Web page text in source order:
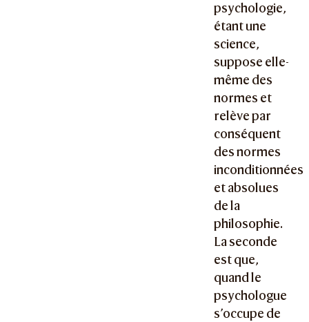
psychologie,
étant une
science,
suppose elle-
même des
normes et
relève par
conséquent
des normes
inconditionnées
et absolues
de la
philosophie.
La seconde
est que,
quand le
psychologue
s’occupe de